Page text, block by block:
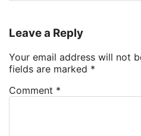
Leave a Reply
Your email address will not
fields are marked *
Comment *